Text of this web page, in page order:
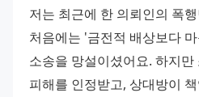
저는 최근에 한 의뢰인의 폭
처음에는 '금전적 배상보다
소송을 망설이셨어요. 하지
피해를 인정받고, 상대방이